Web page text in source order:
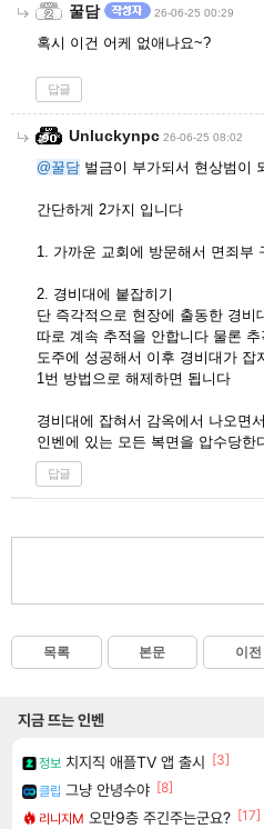
꿀담 26-06-25 00:29
혹시 이건 어케 없애나요~?
답글
Unluckynpc 26-06-25 08:02
@꿀담 벌금이 부가되서 현상범이
간단하게 2가지 입니다
1. 가까운 교회에 방문해서 면죄부
2. 경비대에 붙잡히기
단 즉각적으로 현장에 출동한 경비
따로 계속 추적을 안합니다 물론 추
도주에 성공해서 이후 경비대가 잡
1번 방법으로 해제하면 됩니다
경비대에 잡혀서 감옥에서 나오면
인벤에 있는 모든 복면을 압수당한
답글
목록 본문 이전
지금 뜨는 인벤
정보 치지직 애플TV 앱 출시 [3]
클립 그냥 안녕수야 [8]
리니지M 오만9층 주긴주는군요? [17]